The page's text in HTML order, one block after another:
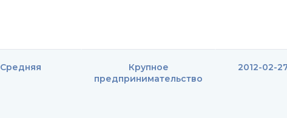
Средняя
Крупное
предпринимательство
2012-02-